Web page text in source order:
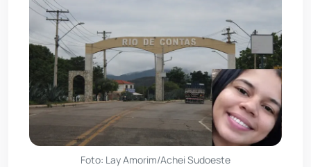
Foto: Lay Amorim/Achei Sudoeste